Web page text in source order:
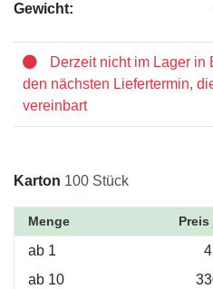
Gewicht:
Derzeit nicht im Lager in
den nächsten Liefertermin,
vereinbart
Karton 100 Stück
Menge Preis
ab 1
ab 10